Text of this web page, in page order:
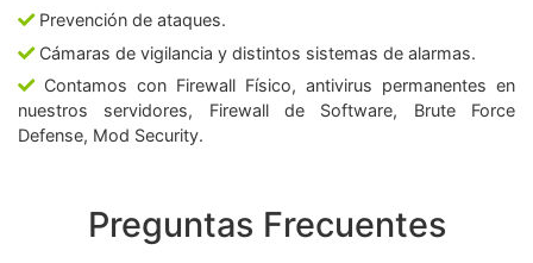
Prevención de ataques.
Cámaras de vigilancia y distintos sistemas de alarmas.
Contamos con Firewall Físico, antivirus permanentes en
nuestros servidores, Firewall de Software, Brute Force
Defense, Mod Security.
Preguntas Frecuentes